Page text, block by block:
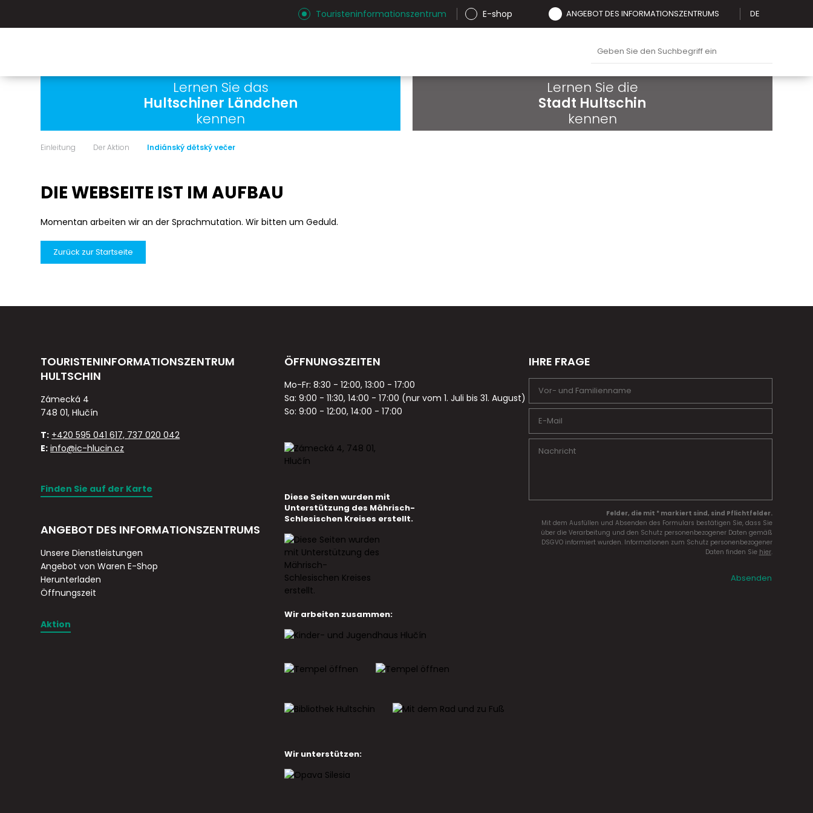
Touristeninformationszentrum E-shop ANGEBOT DES INFORMATIONSZENTRUMS DE
Lernen Sie das
Hultschiner Ländchen
kennen
Lernen Sie die
Stadt Hultschin
kennen
Einleitung Der Aktion Indiánský dětský večer
DIE WEBSEITE IST IM AUFBAU
Momentan arbeiten wir an der Sprachmutation. Wir bitten um Geduld.
Zurück zur Startseite
TOURISTENINFORMATIONSZENTRUM
HULTSCHIN
Zámecká 4
748 01, Hlučín
T: +420 595 041 617, 737 020 042
E: info@ic-hlucin.cz
Finden Sie auf der Karte
ANGEBOT DES INFORMATIONSZENTRUMS
Unsere Dienstleistungen
Angebot von Waren E-Shop
Herunterladen
Öffnungszeit
Aktion
ÖFFNUNGSZEITEN
Mo-Fr: 8:30 - 12:00, 13:00 - 17:00
Sa: 9:00 - 11:30, 14:00 - 17:00 (nur vom 1. Juli bis 31. August)
So: 9:00 - 12:00, 14:00 - 17:00
Diese Seiten wurden mit
Unterstützung des Mährisch-
Schlesischen Kreises erstellt.
Wir arbeiten zusammen:
Wir unterstützen:
IHRE FRAGE
Felder, die mit * markiert sind, sind Pflichtfelder.
Mit dem Ausfüllen und Absenden des Formulars bestätigen Sie, dass Sie
über die Verarbeitung und den Schutz personenbezogener Daten gemäß
DSGVO informiert wurden. Informationen zum Schutz personenbezogener
Daten finden Sie hier.
Absenden